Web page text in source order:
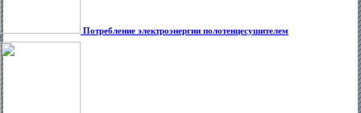
Потребление электроэнергии полотенцесушителем